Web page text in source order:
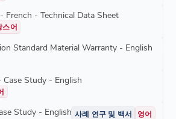
French - Technical Data Sheet
스어
Standard Material Warranty - English
Study - English
Study - English 사례 연구 및 백서 영어